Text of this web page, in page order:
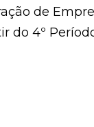
de
do 4º